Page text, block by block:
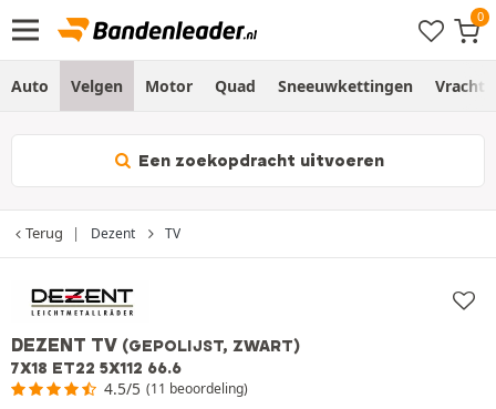
Auto Velgen Motor Quad Sneeuwkettingen
Een zoekopdracht uitvoeren
Terug Dezent TV
DEZENT TV (GEPOLIJST, ZWART)
7X18 ET22 5X112 66.6
4.5/5 (11 beoordeling)